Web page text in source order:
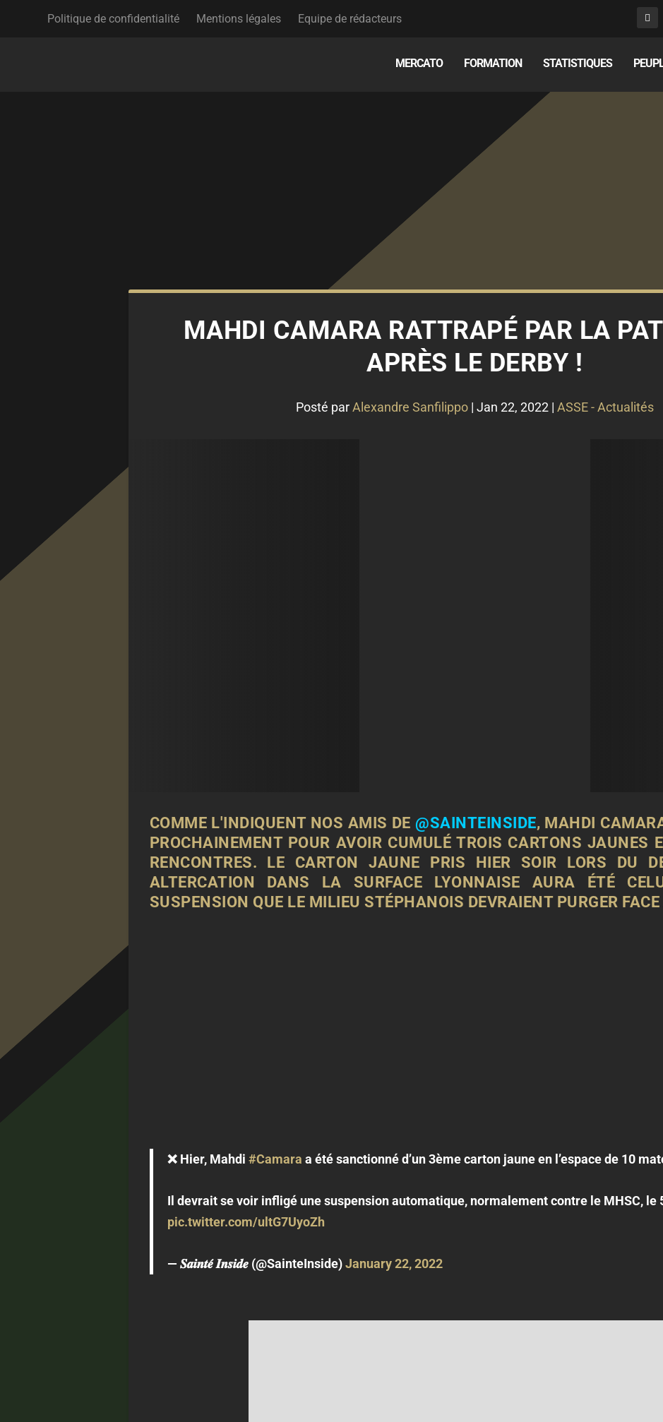
Politique de confidentialité Mentions légales Equipe de rédacteurs
MERCATO FORMATION STATISTIQUES
MAHDI CAMARA RATTRAPÉ PAR LA
APRÈS LE DERBY !
Posté parAlexandre Sanfilippo| Jan 22, 2022| ASSE - Actualités
COMME L'INDIQUENT NOS AMIS DE @SAINTEINSIDE, MAHDI
PROCHAINEMENT POUR AVOIR CUMULÉ TROIS CARTONS JAUNES
RENCONTRES. LE CARTON JAUNE PRIS HIER SOIR LORS DU
ALTERCATION DANS LA SURFACE LYONNAISE AURA ÉTÉ
SUSPENSION QUE LE MILIEU STÉPHANOIS DEVRAIENT PURGER
❌ Hier, Mahdi #Camara a été sanctionné d’un 3ème carton jaune en l’espace de 10
Il devrait se voir infligé une suspension automatique, normalement contre le MHSC, le
pic.twitter.com/ultG7UyoZh
— 𝑺𝒂𝒊𝒏𝒕𝒆́ 𝑰𝒏𝒔𝒊𝒅𝒆 (@SainteInside)January 22, 2022